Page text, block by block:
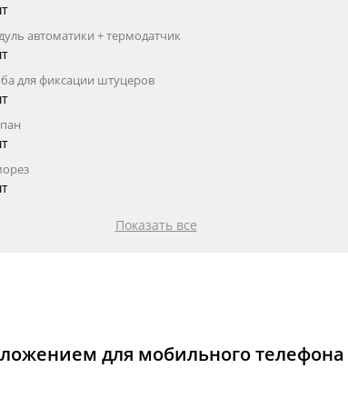
автоматики + термодатчик
для фиксации штуцеров
Показать все
для мобильного телефона